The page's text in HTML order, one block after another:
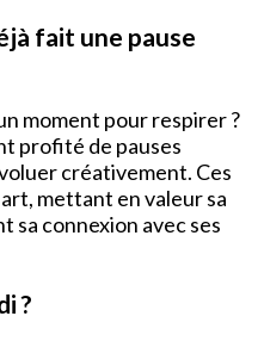
fait une pause
moment pour respirer ?
profité de pauses
créativement. Ces
mettant en valeur sa
sa connexion avec ses
?